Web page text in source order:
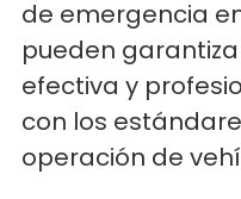
de emergencia
pueden
efectiva y
con los
operación de